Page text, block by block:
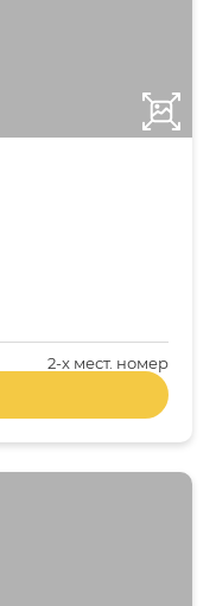
2-x мест. номер